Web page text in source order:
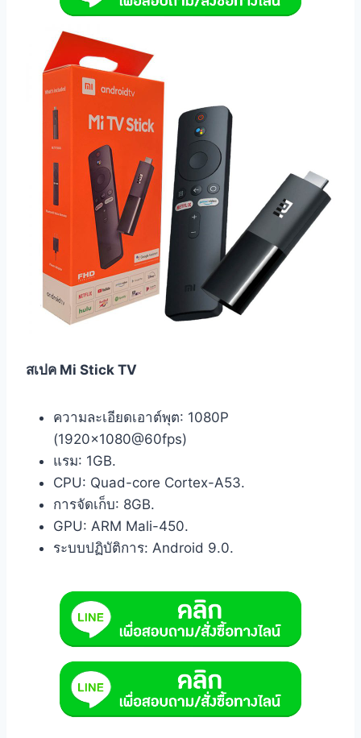
สเปค Mi Stick TV
ความละเอียดเอาต์พุต: 1080P
(1920×1080@60fps)
แรม: 1GB.
CPU: Quad-core Cortex-A53.
การจัดเก็บ: 8GB.
GPU: ARM Mali-450.
ระบบปฏิบัติการ: Android 9.0.